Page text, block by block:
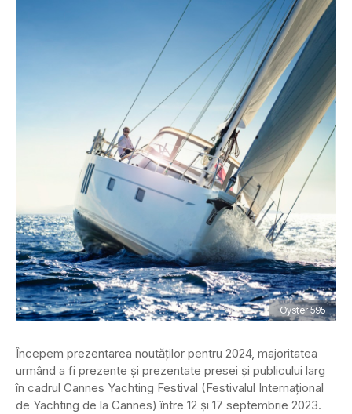
Oyster 595
Începem prezentarea noutăților pentru 2024, majoritatea
urmând a fi prezente și prezentate presei și publicului larg
în cadrul Cannes Yachting Festival (Festivalul Internațional
de Yachting de la Cannes) între 12 și 17 septembrie 2023.